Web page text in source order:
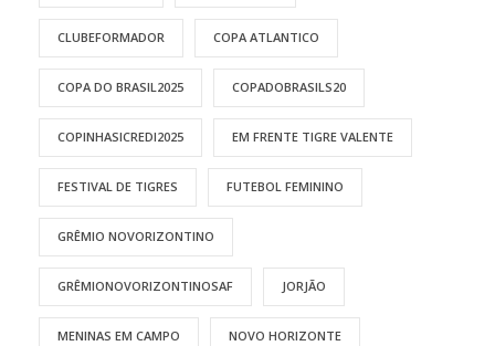
CLUBEFORMADOR COPA ATLANTICO
COPA DO BRASIL2025 COPADOBRASILS20
COPINHASICREDI2025 EM FRENTE TIGRE VALENTE
FESTIVAL DE TIGRES FUTEBOL FEMININO
GRÊMIO NOVORIZONTINO
GRÊMIONOVORIZONTINOSAF JORJÃO
MENINAS EM CAMPO NOVO HORIZONTE